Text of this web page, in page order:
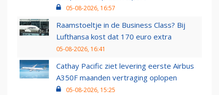
05-08-2026, 16:57
Raamstoeltje in de Business Class? Bij
Lufthansa kost dat 170 euro extra
05-08-2026, 16:41
Cathay Pacific ziet levering eerste Airbus
A350F maanden vertraging oplopen
05-08-2026, 15:25